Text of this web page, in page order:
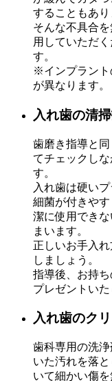
することもあり
そんな不具合
用していただ
す。
※インプラント
が異なります。
入れ歯の清
歯磨き指導と
てチェックし
す。
入れ歯は硬い
細菌が付きや
潔に使用でき
まいます。
正しいお手入
しましょう。
指導後、お持
プレゼントいた
入れ歯のク
歯科専用の洗
いた汚れを落
いて細かい傷